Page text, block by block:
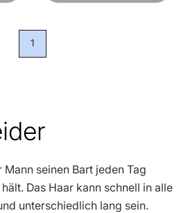
1
Mann seinen Bart jeden Tag
Das Haar kann schnell in alle
unterschiedlich lang sein.